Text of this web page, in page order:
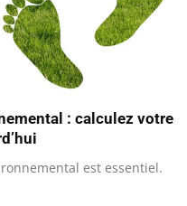
: calculez votre
est essentiel.